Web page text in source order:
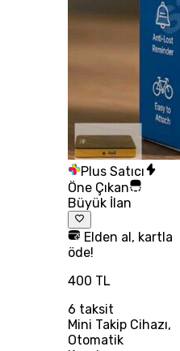
Plus Satıcı
Öne Çıkan
Büyük İlan
Elden al, kartla
öde!
400 TL
6 taksit
Mini Takip Cihazı,
Otomatik